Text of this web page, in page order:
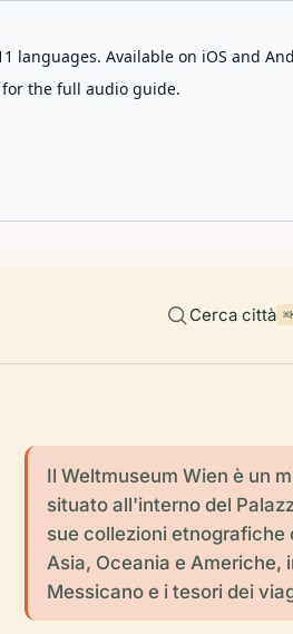
languages. Available on iOS and
the full audio guide.
Cerca città
Il Weltmuseum Wien è un
situato all'interno del
sue collezioni
Asia, Oceania e Americhe,
Messicano e i tesori dei